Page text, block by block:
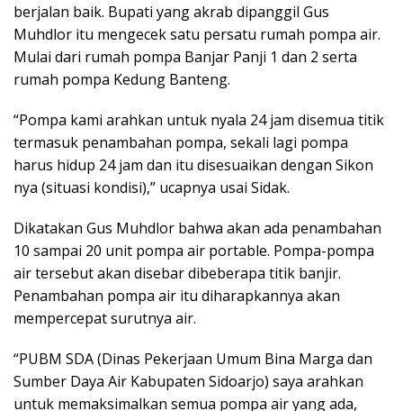
berjalan baik. Bupati yang akrab dipanggil Gus
Muhdlor itu mengecek satu persatu rumah pompa air.
Mulai dari rumah pompa Banjar Panji 1 dan 2 serta
rumah pompa Kedung Banteng.
“Pompa kami arahkan untuk nyala 24 jam disemua titik
termasuk penambahan pompa, sekali lagi pompa
harus hidup 24 jam dan itu disesuaikan dengan Sikon
nya (situasi kondisi),” ucapnya usai Sidak.
Dikatakan Gus Muhdlor bahwa akan ada penambahan
10 sampai 20 unit pompa air portable. Pompa-pompa
air tersebut akan disebar dibeberapa titik banjir.
Penambahan pompa air itu diharapkannya akan
mempercepat surutnya air.
“PUBM SDA (Dinas Pekerjaan Umum Bina Marga dan
Sumber Daya Air Kabupaten Sidoarjo) saya arahkan
untuk memaksimalkan semua pompa air yang ada,